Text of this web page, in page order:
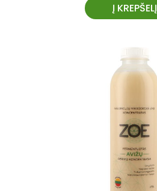
Į KREPŠELĮ